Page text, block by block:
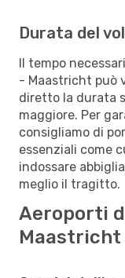
Durata del
Il tempo
- Maastricht può
diretto la durata
maggiore. Per
consigliamo di
essenziali come
indossare
meglio il tragitto.
Aeroporti
Maastricht